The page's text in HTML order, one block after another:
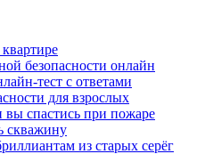
безопасности онлайн
тест с ответами
для взрослых
спастись при пожаре
скважину
из старых серёг